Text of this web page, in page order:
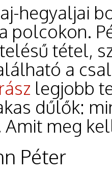
hegyaljai
polcokon.
tétel,
a
legjobb
dűlők:
Amit meg
Péter